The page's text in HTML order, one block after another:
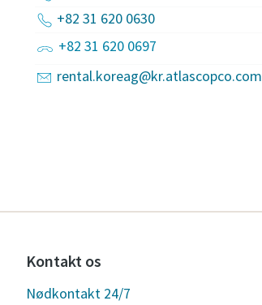
+82 31 620 0630
+82 31 620 0697
rental.koreag@kr.atlascopco.com
Kontakt os
Nødkontakt 24/7